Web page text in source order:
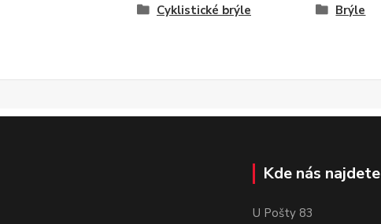
Cyklistické brýle Brýle
Kde nás najdete
U Pošty 83